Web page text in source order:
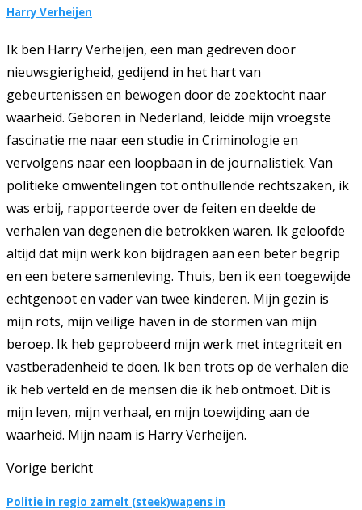
Harry Verheijen
Ik ben Harry Verheijen, een man gedreven door
nieuwsgierigheid, gedijend in het hart van
gebeurtenissen en bewogen door de zoektocht naar
waarheid. Geboren in Nederland, leidde mijn vroegste
fascinatie me naar een studie in Criminologie en
vervolgens naar een loopbaan in de journalistiek. Van
politieke omwentelingen tot onthullende rechtszaken, ik
was erbij, rapporteerde over de feiten en deelde de
verhalen van degenen die betrokken waren. Ik geloofde
altijd dat mijn werk kon bijdragen aan een beter begrip
en een betere samenleving. Thuis, ben ik een toegewijde
echtgenoot en vader van twee kinderen. Mijn gezin is
mijn rots, mijn veilige haven in de stormen van mijn
beroep. Ik heb geprobeerd mijn werk met integriteit en
vastberadenheid te doen. Ik ben trots op de verhalen die
ik heb verteld en de mensen die ik heb ontmoet. Dit is
mijn leven, mijn verhaal, en mijn toewijding aan de
waarheid. Mijn naam is Harry Verheijen.
Vorige bericht
Politie in regio zamelt (steek)wapens in